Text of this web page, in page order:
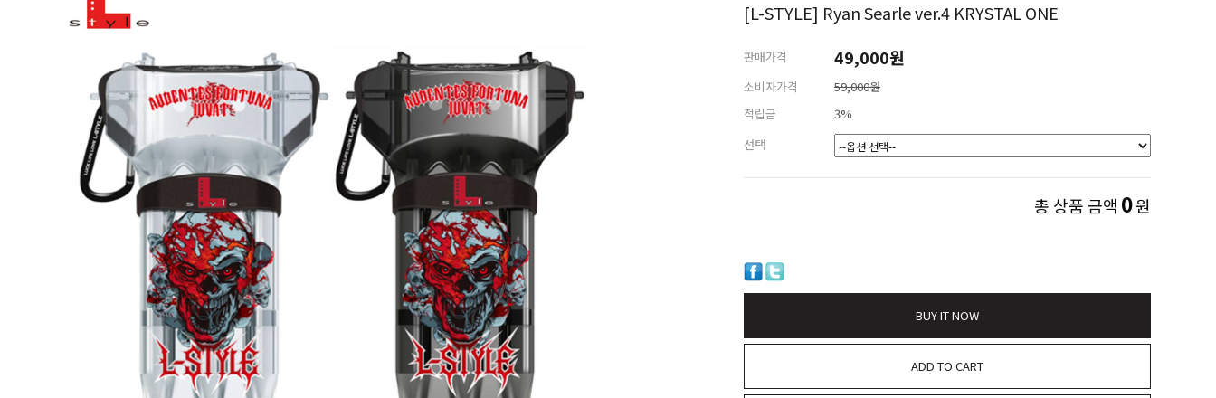
[L-STYLE] Ryan Searle ver.4 KRYSTAL ONE
판매가격 49,000원
소비자가격
59,000원
적립금
3%
선택
총 상품 금액 0원
BUY IT NOW
ADD TO CART